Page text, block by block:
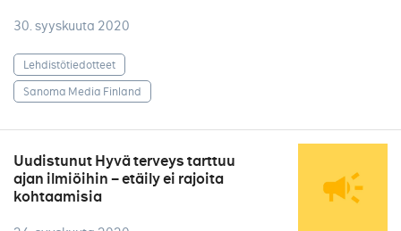
30. syyskuuta 2020
Lehdistötiedotteet
Sanoma Media Finland
Uudistunut Hyvä terveys tarttuu
ajan ilmiöihin – etäily ei rajoita
kohtaamisia